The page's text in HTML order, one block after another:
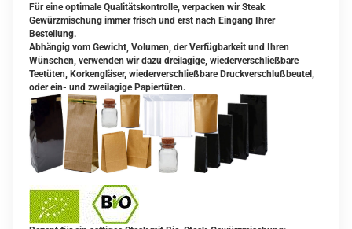
Für eine optimale Qualitätskontrolle, verpacken wir Steak
Gewürzmischung immer frisch und erst nach Eingang Ihrer
Bestellung.
Abhängig vom Gewicht, Volumen, der Verfügbarkeit und Ihren
Wünschen, verwenden wir dazu dreilagige, wiederverschließbare
Teetüten, Korkengläser, wiederverschließbare Druckverschlußbeutel,
oder ein- und zweilagige Papiertüten.